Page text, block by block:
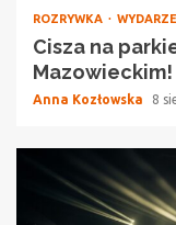
ROZRYWKA
Cisza na
Mazowieckim!
Anna Kozłowska 8